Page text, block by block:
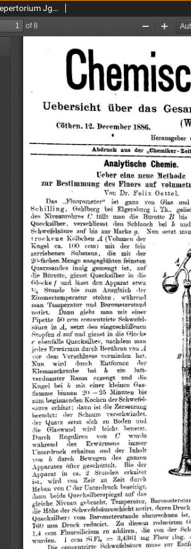
Chemiker Zeitung: Chemisches Repertorium Jg. 10 Nr. 36 (1886)